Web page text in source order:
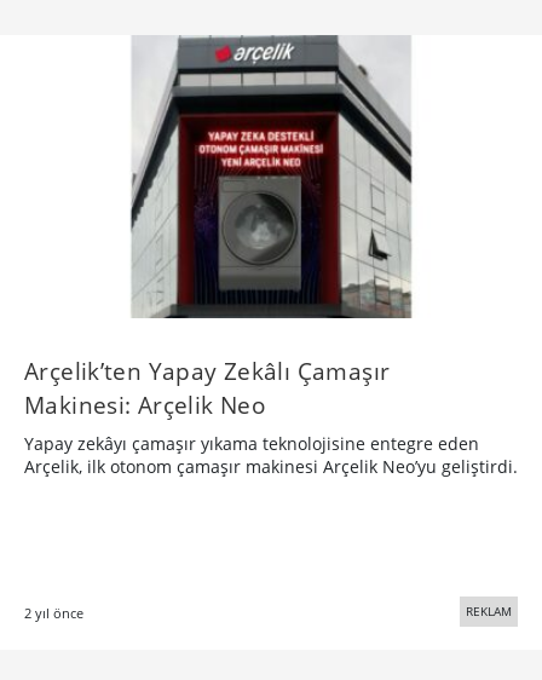
Arçelik’ten Yapay Zekâlı Çamaşır
Makinesi: Arçelik Neo
Yapay zekâyı çamaşır yıkama teknolojisine entegre eden
Arçelik, ilk otonom çamaşır makinesi Arçelik Neo’yu geliştirdi.
2 yıl önce REKLAM